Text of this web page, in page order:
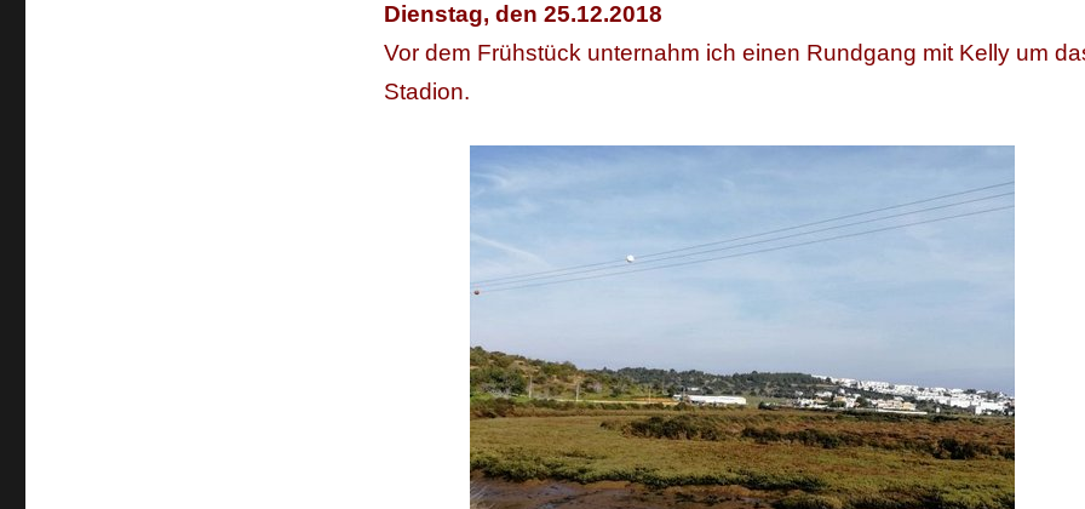
Dienstag, den 25.12.2018
Vor dem Frühstück unternahm ich einen Rundgang mit Kelly um
Stadion.